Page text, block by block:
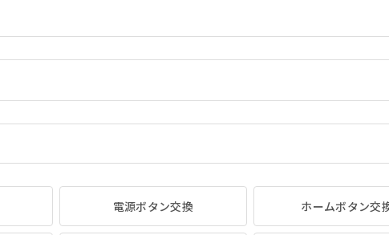
電源ボタン交換 ホームボタン交